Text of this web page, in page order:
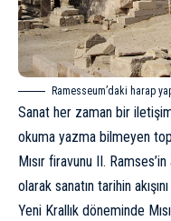
Ramesseum’daki harap
Sanat her zaman bir
okuma yazma bilmeyen
Mısır firavunu II.
olarak sanatın tarihin
Yeni Krallık döneminde